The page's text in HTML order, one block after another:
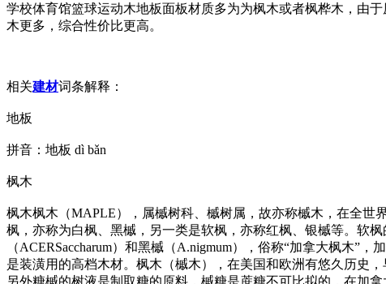
学校体育馆篮球运动木地板面板材质多为为枫木或者枫桦木，由
木更多，综合性价比更高。
相关建材词条解释：
地板
拼音：地板 dì bǎn
枫木
枫木枫木（MAPLE），属槭树科、槭树属，故亦称槭木，在全世
枫，亦称为白枫、黑槭，另一类是软枫，亦称红枫、银槭等。软
（ACERSaccharum）和黑槭（A.nigmum），俗称“加拿大枫木”
是装潢用的高档木材。枫木（槭木），在美国和欧洲有悠久历史
另外糖槭的树液是制取糖的原料，槭糖是蔗糖不可比拟的，在加拿